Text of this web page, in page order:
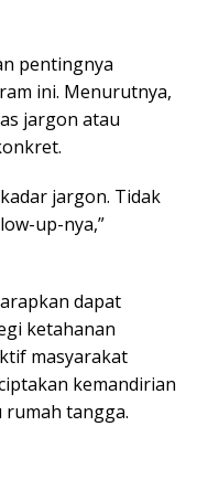
pentingnya
ini. Menurutnya,
jargon atau
jargon. Tidak
up-nya,”
dapat
ketahanan
masyarakat
kemandirian
tangga.